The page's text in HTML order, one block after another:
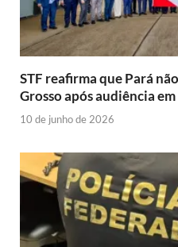
STF reafirma que Pará
Grosso após audiência
10 de junho de 2026